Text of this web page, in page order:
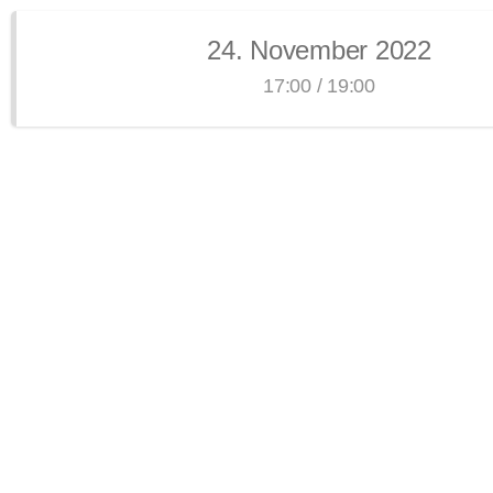
24. November 2022
17:00 / 19:00